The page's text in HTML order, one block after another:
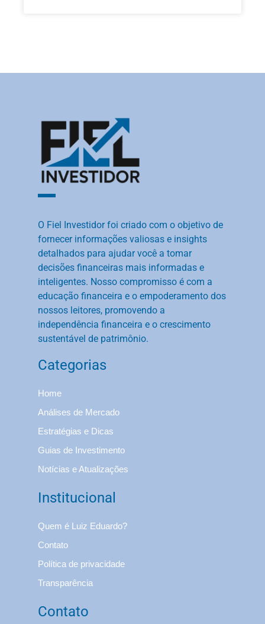
O Fiel Investidor foi criado com o objetivo de
fornecer informações valiosas e insights
detalhados para ajudar você a tomar
decisões financeiras mais informadas e
inteligentes. Nosso compromisso é com a
educação financeira e o empoderamento dos
nossos leitores, promovendo a
independência financeira e o crescimento
sustentável de patrimônio.
Categorias
Home
Análises de Mercado
Estratégias e Dicas
Guias de Investimento
Notícias e Atualizações
Institucional
Quem é Luiz Eduardo?
Contato
Política de privacidade
Transparência
Contato